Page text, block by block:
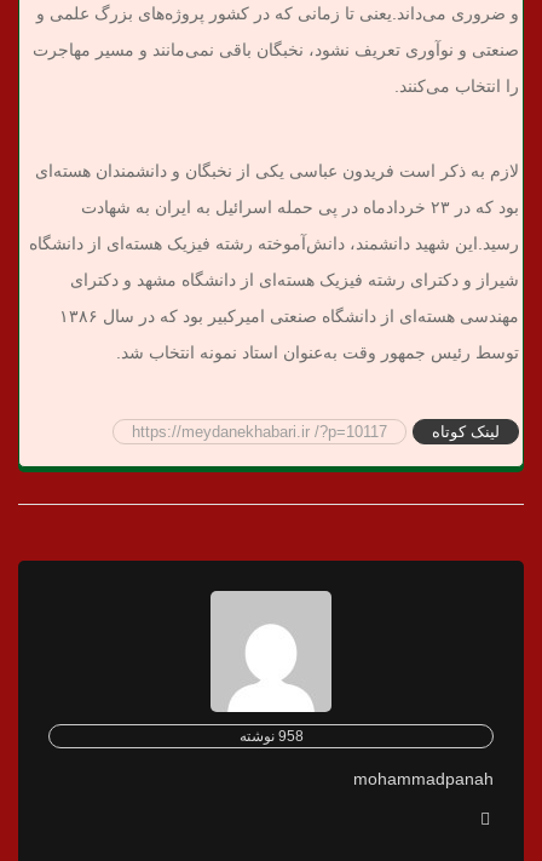
و ضروری می‌داند. یعنی تا زمانی که در کشور پروژه‌های بزرگ علمی و
صنعتی و نوآوری تعریف نشود، نخبگان باقی نمی‌مانند و مسیر مهاجرت
را انتخاب می‌کنند.
لازم به ذکر است فریدون عباسی یکی از نخبگان و دانشمندان هسته‌ای
بود که در ۲۳ خردادماه در پی حمله اسرائیل به ایران به شهادت
رسید. این شهید دانشمند، دانش‌آموخته رشته فیزیک هسته‌ای از دانشگاه
شیراز و دکترای رشته فیزیک هسته‌ای از دانشگاه مشهد و دکترای
مهندسی هسته‌ای از دانشگاه صنعتی امیرکبیر بود که در سال ۱۳۸۶
توسط رئیس جمهور وقت به‌عنوان استاد نمونه انتخاب شد.
لینک کوتاه https://meydanekhabari.ir /?p=10117
958 نوشته
mohammadpanah